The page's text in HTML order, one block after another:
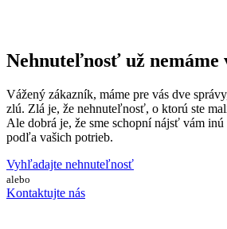
Nehnuteľnosť už nemáme
Vážený zákazník, máme pre vás dve
zlú. Zlá je, že nehnuteľnosť, o ktorú ste
Ale dobrá je, že sme schopní nájsť vám
podľa vašich potrieb.
Vyhľadajte nehnuteľnosť
alebo
Kontaktujte nás